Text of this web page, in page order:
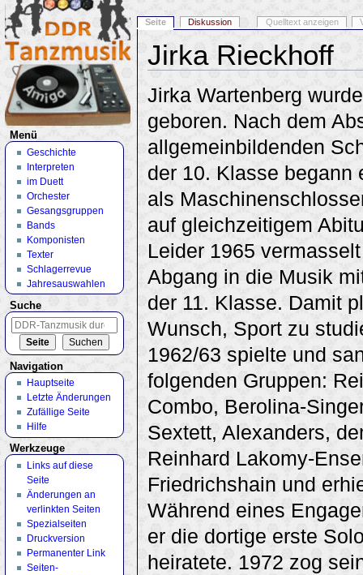
Jirka Rieckhoff
Jirka Wartenberg
geboren. Nach dem
allgemeinbildenden
der 10. Klasse begann
als
auf gleichzeitigem
Leider 1965
Abgang in die Musik
der 11. Klasse. Damit
Wunsch, Sport zu
1962/63 spielte und
folgenden Gruppen:
Combo, Berolina-
Sextett, Alexanders,
Reinhard Lakomy-
Friedrichshain und
Während eines
er die dortige erste
heiratete. 1972 zog
Seite Diskussion Quelltext anzeigen
Menü
Geschichte
Interpreten
im Duett
Orchester
Gesangsgruppen
Bands
Komponisten
Texter
Schlagerrevue
Jahresauswahlen
Suche
Navigation
Hauptseite
Letzte Änderungen
Zufällige Seite
Hilfe
Werkzeuge
Links auf diese
Seite
Änderungen an
verlinkten Seiten
Spezialseiten
Druckversion
Permanenter Link
Seiten­